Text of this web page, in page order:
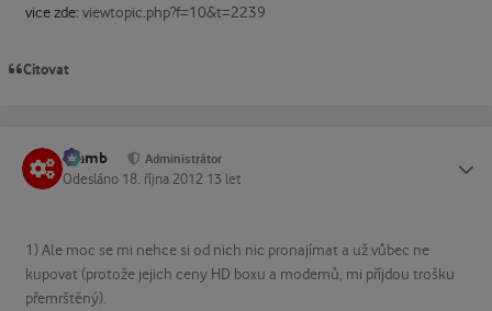
vice zde: viewtopic.php?f=10&t=2239
Citovat
Slamb Administrátor
Odesláno 18. října 2012 13 let
1) Ale moc se mi nehce si od nich nic pronajímat a už vůbec ne
kupovat (protože jejich ceny HD boxu a modemů, mi příjdou trošku
přemrštěný).